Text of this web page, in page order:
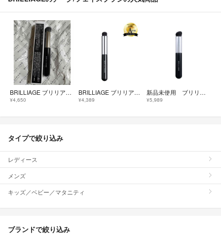
BRILLIAGE ブリリアージュ ワイドフィンガーブラシ 新品未使用
¥4,650
BRILLIAGE ブリリアージュ フィンガーブラシ 新品未使用
¥4,389
新品未使用 ブリリアージュ ワイドフィンガーブラシ メイクブラシ
¥5,989
タイプで絞り込み
レディース
メンズ
キッズ／ベビー／マタニティ
ブランドで絞り込み